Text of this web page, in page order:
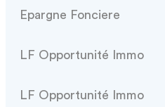
Epargne Fonciere
LF Opportunité Immo
LF Opportunité Immo